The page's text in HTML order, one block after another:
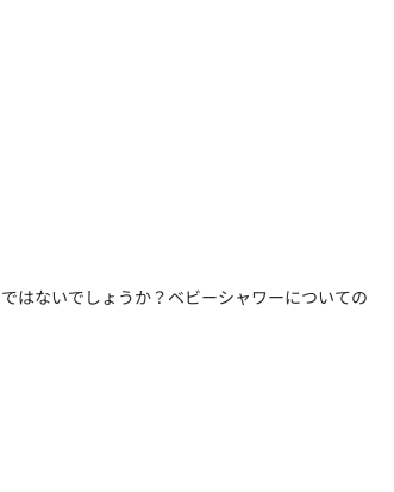
はないでしょうか？ベビーシャワーについての